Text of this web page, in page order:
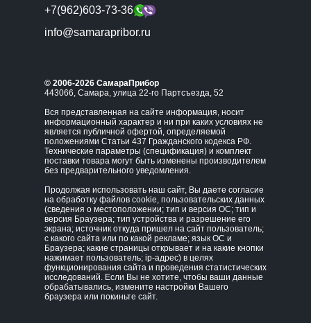
+7(962)603-73-36
info@samarapribor.ru
© 2006-2026 СамараПрибор
443066, Самара, улица 22-го Партсъезда, 52
Вся представленная на сайте информация, носит
информационный характер и ни при каких условиях не
является публичной офертой, определяемой
положениями Статьи 437 Гражданского кодекса РФ.
Технические параметры (спецификация) и комплект
поставки товара могут быть изменены производителем
без предварительного уведомления.
Продолжая использовать наш сайт, Вы даете согласие
на обработку файлов cookie, пользовательских данных
(сведения о местоположении; тип и версия ОС; тип и
версия Браузера; тип устройства и разрешение его
экрана; источник откуда пришел на сайт пользователь;
с какого сайта или по какой рекламе; язык ОС и
Браузера; какие страницы открывает и на какие кнопки
нажимает пользователь; ip-адрес) в целях
функционирования сайта и проведения статистических
исследований. Если Вы не хотите, чтобы ваши данные
обрабатывались, измените настройки Вашего
браузера или покиньте сайт.